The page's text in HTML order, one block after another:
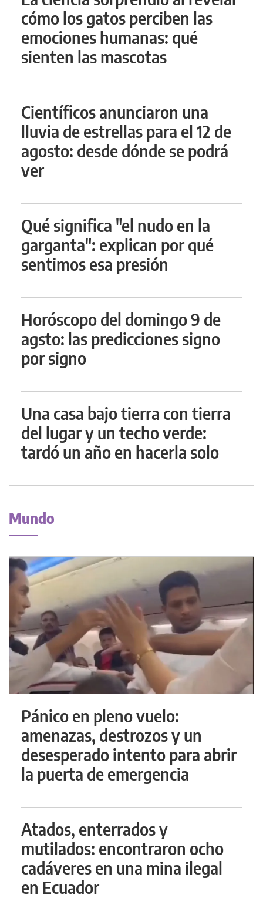
cómo los gatos perciben las
emociones humanas: qué
sienten las mascotas
Científicos anunciaron una
lluvia de estrellas para el 12 de
agosto: desde dónde se podrá
ver
Qué significa "el nudo en la
garganta": explican por qué
sentimos esa presión
Horóscopo del domingo 9 de
agsto: las predicciones signo
por signo
Una casa bajo tierra con tierra
del lugar y un techo verde:
tardó un año en hacerla solo
Mundo
Pánico en pleno vuelo:
amenazas, destrozos y un
desesperado intento para abrir
la puerta de emergencia
Atados, enterrados y
mutilados: encontraron ocho
cadáveres en una mina ilegal
en Ecuador